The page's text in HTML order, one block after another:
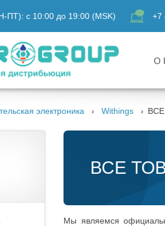
ПТ): с 10:00 до 19:00 (MSK) +7
О
электроника Withings
ВСЕ
Мы являемся